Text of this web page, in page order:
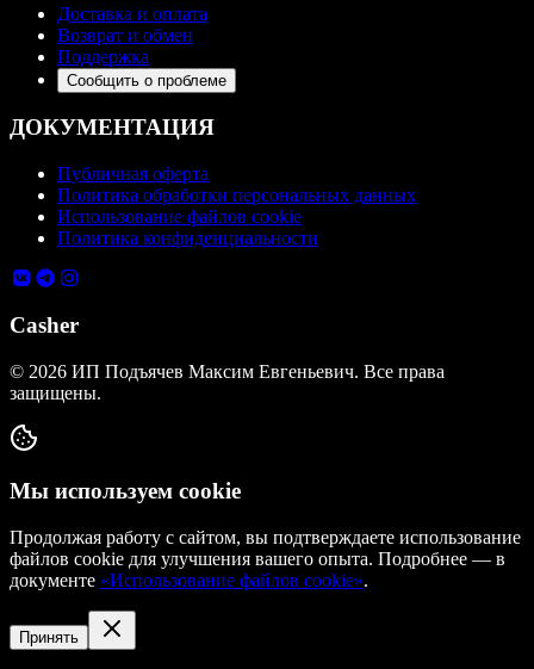
Доставка и оплата
Возврат и обмен
Поддержка
Сообщить о проблеме
ДОКУМЕНТАЦИЯ
Публичная оферта
Политика обработки персональных данных
Использование файлов cookie
Политика конфиденциальности
Casher
© 2026 ИП Подъячев Максим Евгеньевич. Все права
защищены.
Мы используем cookie
Продолжая работу с сайтом, вы подтверждаете использование
файлов cookie для улучшения вашего опыта. Подробнее — в
документе «Использование файлов cookie».
Принять